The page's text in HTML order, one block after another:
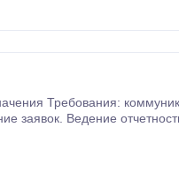
коммуникабельность,